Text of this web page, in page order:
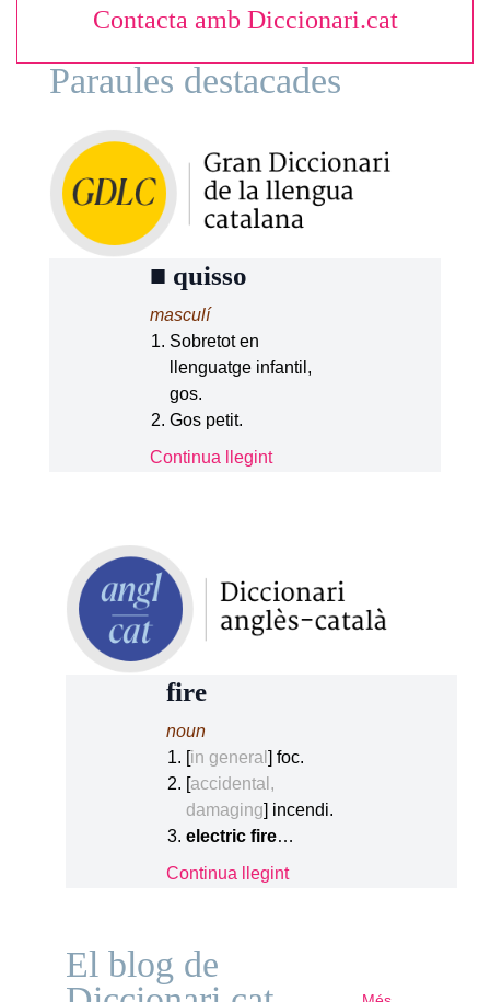
Contacta amb Diccionari.cat
Paraules destacades
■ quisso
masculí
Sobretot en
llenguatge infantil,
gos.
Gos petit.
Continua llegint
fire
noun
[in general ] foc.
[accidental,
damaging] incendi.
electric fire…
Continua llegint
El blog de